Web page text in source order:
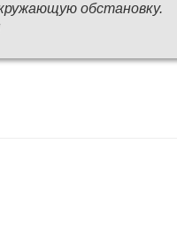
обстановку.